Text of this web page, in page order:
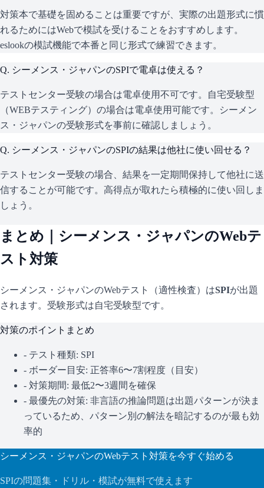
対策本で基礎を固めることは重要ですが、実際の出題形式に慣
れるためにはWebで模試を受けることをおすすめします。
eslookの模試機能で本番と同じ形式で練習できます。
Q. シーメンス・ジャパンのSPIで電卓は使える？
テストセンター受験の場合は電卓使用不可です。自宅受験型
（WEBテスティング）の場合は電卓使用可能です。シーメン
ス・ジャパンの受験形式を事前に確認しましょう。
Q. シーメンス・ジャパンのSPIの結果は他社に使い回せる？
テストセンター受験の場合、結果を一定期間保持して他社に送
信することが可能です。高得点が取れたら積極的に使い回しま
しょう。
まとめ｜ シーメンス・ジャパンのWebテ
スト対策
シーメンス・ジャパンのWebテスト（適性検査）はSPIが出題
されます。 受験形式は自宅受験型です。
対策のポイントまとめ
- テスト種類: SPI
- ボーダー目安: 正答率6〜7割程度（目安）
- 対策期間: 最低2〜3週間を確保
- 最優先の対策: 非言語の推論問題は出題パターンが決ま
っているため、パターン別の解法を暗記するのが最も効
率的
シーメンス・ジャパンのWebテスト対策を今すぐ始める
SPIの問題集・ドリル・模試が無料で使えます